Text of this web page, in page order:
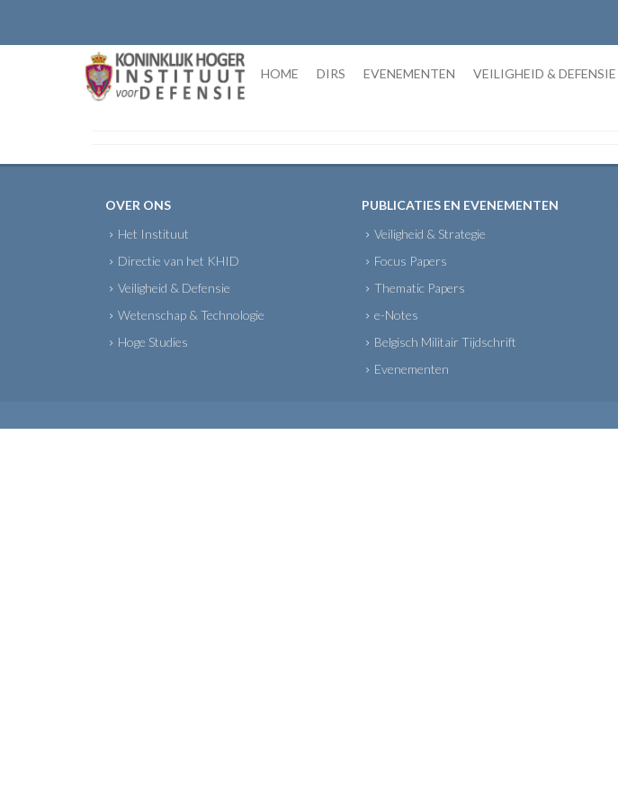
content
HOME DIRS EVENEMENTEN VEILIGHEID & DEFENSIE
OVER ONS
Het Instituut
Directie van het KHID
Veiligheid & Defensie
Wetenschap & Technologie
Hoge Studies
PUBLICATIES EN EVENEMENTEN
Veiligheid & Strategie
Focus Papers
Thematic Papers
e-Notes
Belgisch Militair Tijdschrift
Evenementen